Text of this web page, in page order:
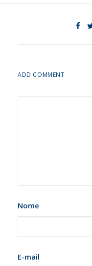
ADD COMMENT
Nome
E-mail